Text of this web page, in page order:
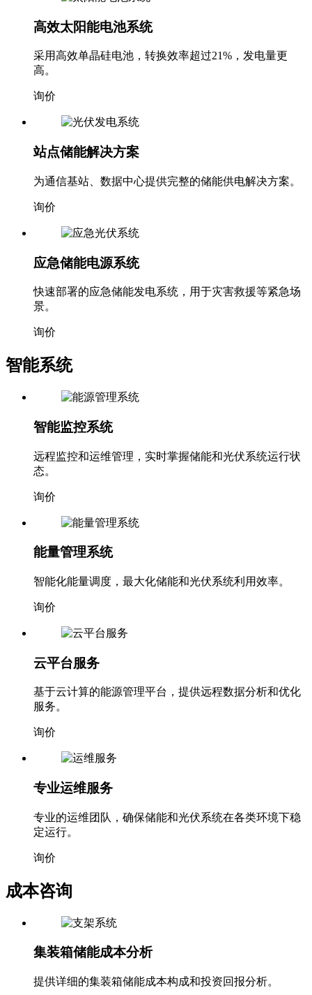
高效太阳能电池系统
采用高效单晶硅电池，转换效率超过21%，发电量更
高。
询价
站点储能解决方案
为通信基站、数据中心提供完整的储能供电解决方案。
询价
应急储能电源系统
快速部署的应急储能发电系统，用于灾害救援等紧急场
景。
询价
智能系统
智能监控系统
远程监控和运维管理，实时掌握储能和光伏系统运行状
态。
询价
能量管理系统
智能化能量调度，最大化储能和光伏系统利用效率。
询价
云平台服务
基于云计算的能源管理平台，提供远程数据分析和优化
服务。
询价
专业运维服务
专业的运维团队，确保储能和光伏系统在各类环境下稳
定运行。
询价
成本咨询
集装箱储能成本分析
提供详细的集装箱储能成本构成和投资回报分析。